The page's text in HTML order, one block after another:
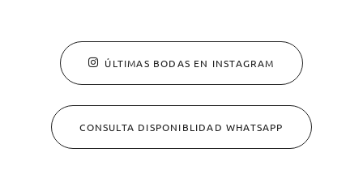
ÚLTIMAS BODAS EN INSTAGRAM
CONSULTA DISPONIBLIDAD WHATSAPP